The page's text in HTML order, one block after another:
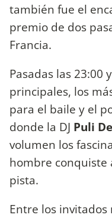
también fue el
premio de dos
Francia.
Pasadas las 23:00
principales, los
para el baile y el
donde la DJ Puli
volumen los
hombre conquiste
pista.
Entre los invitados